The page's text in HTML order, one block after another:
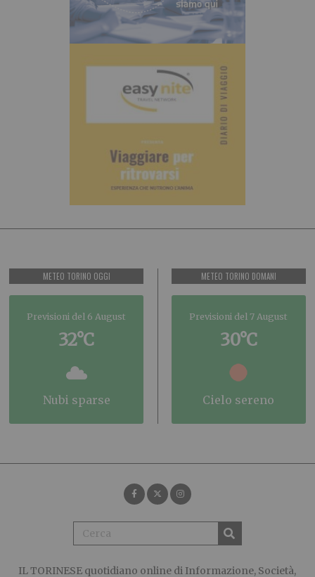
METEO TORINO OGGI
Previsioni del 6 August
32°C
nubi sparse
METEO TORINO DOMANI
Previsioni del 7 August
30°C
cielo sereno
IL TORINESE quotidiano online di Informazione, Società,